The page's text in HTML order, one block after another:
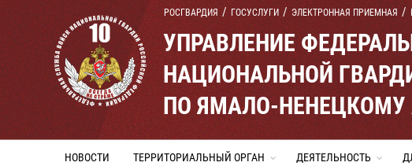
РОСГВАРДИЯ ГОСУСЛУГИ ЭЛЕКТРОННАЯ ПРИЕМНАЯ
УПРАВЛЕНИЕ
НАЦИОНАЛЬНОЙ
ПО ЯМАЛО-
НОВОСТИ ТЕРРИТОРИАЛЬНЫЙ ОРГАН ДЕЯТЕЛЬНОСТЬ